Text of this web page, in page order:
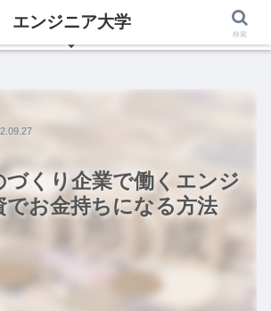
は叶えられる、エンジニアの為のブログ
づくり企業で働くエンジ
でお金持ちになる方法
エンジニア大学
検索